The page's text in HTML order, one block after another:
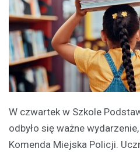
W czwartek w Szkole
odbyło się ważne
Komenda Miejska Policji.